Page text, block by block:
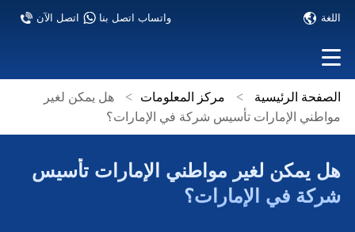
واتساب اتصل بنا اتصل الآن اللغة
الصفحة الرئيسية > مركز المعلومات >
هل يمكن لغير
مواطني الإمارات تأسيس شركة في الإمارات؟
هل يمكن لغير مواطني الإمارات تأسيس
شركة في الإمارات؟